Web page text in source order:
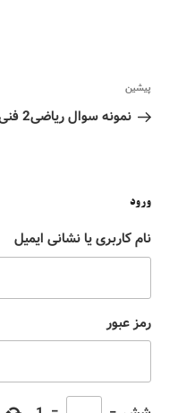
پیشین
نمونه سوال ریاضی2 فنی 98991
ورود
نام کاربری یا نشانی ایمیل
رمز عبور